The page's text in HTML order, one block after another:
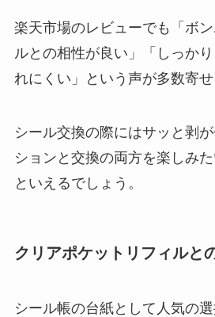
楽天市場のレビューでも「ボ
ルとの相性が良い」「しっか
れにくい」という声が多数寄せ
シール交換の際にはサッと剥
ションと交換の両方を楽しみ
といえるでしょう。
クリアポケットリフィルと
シール帳の台紙として人気の